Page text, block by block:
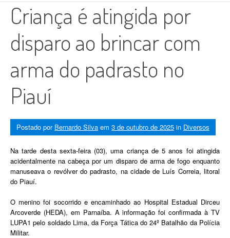
Criança é atingida por
disparo ao brincar com
arma do padrasto no
Piauí
Postado por Bernardo Silva em 3 de outubro de 2025 in Diversos
Na tarde desta sexta-feira (03), uma criança de 5 anos foi atingida
acidentalmente na cabeça por um disparo de arma de fogo enquanto
manuseava o revólver do padrasto, na cidade de Luís Correia, litoral
do Piauí.
O menino foi socorrido e encaminhado ao Hospital Estadual Dirceu
Arcoverde (HEDA), em Parnaíba. A informação foi confirmada à TV
LUPA1 pelo soldado Lima, da Força Tática do 24º Batalhão da Polícia
Militar.